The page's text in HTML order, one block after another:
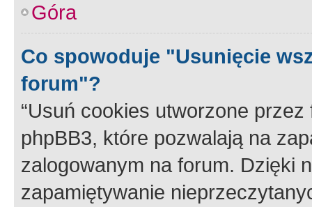
Góra
Co spowoduje "Usunięcie
forum"?
“Usuń cookies utworzone
phpBB3, które pozwalają na
zalogowanym na forum. Dzięki
zapamiętywanie